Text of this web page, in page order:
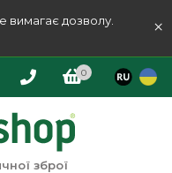
вимагає дозволу.
×
0
зброї